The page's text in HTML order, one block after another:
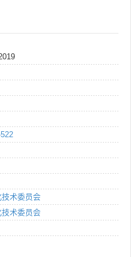
术委员会
术委员会